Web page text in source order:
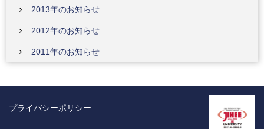
2013年のお知らせ
2012年のお知らせ
2011年のお知らせ
プライバシーポリシー